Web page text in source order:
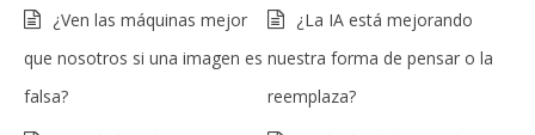
¿Ven las máquinas mejor
que nosotros si una imagen es
falsa?
¿La IA está mejorando
nuestra forma de pensar o la
reemplaza?